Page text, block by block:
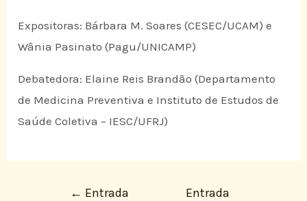
Expositoras: Bárbara M. Soares (CESEC/UCAM) e
Wânia Pasinato (Pagu/UNICAMP)
Debatedora: Elaine Reis Brandão (Departamento
de Medicina Preventiva e Instituto de Estudos de
Saúde Coletiva – IESC/UFRJ)
← Entrada
Entrada